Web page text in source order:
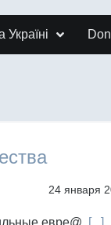
24 января
евре@. [...]